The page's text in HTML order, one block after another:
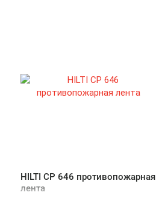
HILTI CP 646 противопожарная
лента